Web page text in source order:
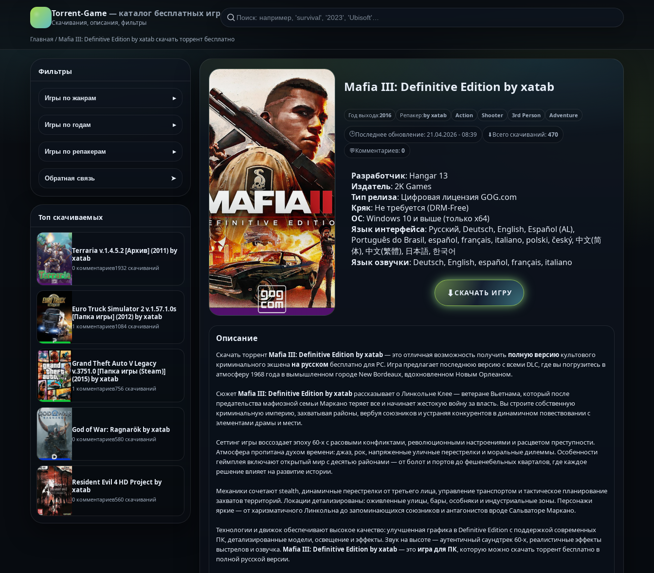
Torrent-Game — каталог бесплатных игр
Скачивания, описания, фильтры
Главная / Mafia III: Definitive Edition by xatab скачать торрент бесплатно
Фильтры
Игры по жанрам ▸
Игры по годам ▸
Игры по репакерам ▸
Обратная связь ➤
Топ скачиваемых
Terraria v.1.4.5.2 [Архив] (2011) by
xatab
0 комментариев1932 скачиваний
Euro Truck Simulator 2 v.1.57.1.0s
[Папка игры] (2012) by xatab
1 комментариев1084 скачиваний
Grand Theft Auto V Legacy
v.3751.0 [Папка игры (Steam)]
(2015) by xatab
1 комментариев756 скачиваний
God of War: Ragnarök by xatab
0 комментариев580 скачиваний
Resident Evil 4 HD Project by
xatab
0 комментариев560 скачиваний
Mafia III: Definitive Edition by xatab
Год выхода:2016 Репакер:by xatab Action Shooter 3rd Person Adventure
🕒Последнее обновление:21.04.2026 - 08:39 ⬇Всего скачиваний:470
💬Комментариев:0
Разработчик: Hangar 13
Издатель: 2K Games
Тип релиза: Цифровая лицензия GOG.com
Кряк: Не требуется (DRM-Free)
ОС: Windows 10 и выше (только х64)
Язык интерфейса: Русский, Deutsch, English, Español (AL),
Português do Brasil, español, français, italiano, polski, český, 中文(简
体), 中文(繁體), 日本語, 한국어
Язык озвучки: Deutsch, English, español, français, italiano
⬇СКАЧАТЬ ИГРУ
Описание
Скачать торрент Mafia III: Definitive Edition by xatab— это отличная возможность получить полную версию культового
криминального экшена на русском бесплатно для PC. Игра предлагает последнюю версию с всеми DLC, где вы погрузитесь в
атмосферу 1968 года в вымышленном городе New Bordeaux, вдохновленном Новым Орлеаном.
Сюжет Mafia III: Definitive Edition by xatab рассказывает о Линкольне Клее — ветеране Вьетнама, который после
предательства мафиозной семьи Маркано теряет все и начинает жестокую войну за власть. Вы строите собственную
криминальную империю, захватывая районы, вербуя союзников и устраняя конкурентов в динамичном повествовании с
элементами драмы и мести.
Сеттинг игры воссоздает эпоху 60-х с расовыми конфликтами, революционными настроениями и расцветом преступности.
Атмосфера пропитана духом времени: джаз, рок, напряженные уличные перестрелки и моральные дилеммы. Особенности
геймплея включают открытый мир с десятью районами — от болот и портов до фешенебельных кварталов, где каждое
решение влияет на развитие истории.
Механики сочетают stealth, динамичные перестрелки от третьего лица, управление транспортом и тактическое планирование
захватов территорий. Локации детализированы: оживленные улицы, бары, особняки и индустриальные зоны. Персонажи
яркие — от харизматичного Линкольна до запоминающихся союзников и антагонистов вроде Сальваторе Маркано.
Технологии и движок обеспечивают высокое качество: улучшенная графика в Definitive Edition с поддержкой современных
ПК, детализированные модели, освещение и эффекты. Звук на высоте — аутентичный саундтрек 60-х, реалистичные эффекты
выстрелов и озвучка. Mafia III: Definitive Edition by xatab— это игра для ПК, которую можно скачать торрент бесплатно в
полной русской версии.